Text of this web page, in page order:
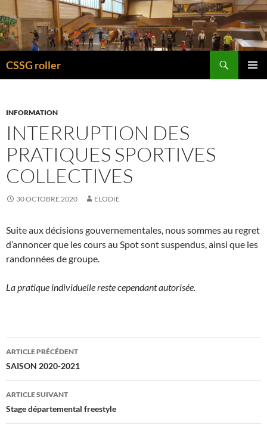
CSSG roller
INFORMATION
INTERRUPTION DES
PRATIQUES SPORTIVES
COLLECTIVES
30 OCTOBRE 2020 ELODIE
Suite aux décisions gouvernementales, nous sommes au regret
d’annoncer que les cours au Spot sont suspendus, ainsi que les
randonnées de groupe.
La pratique individuelle reste cependant autorisée.
Navigation
des
articles
ARTICLE PRÉCÉDENT
SAISON 2020-2021
ARTICLE SUIVANT
Stage départemental freestyle